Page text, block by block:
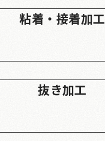
粘着・接着加工
抜き加工